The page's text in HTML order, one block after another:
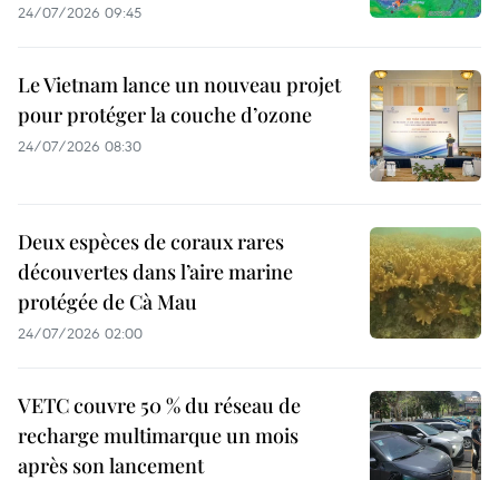
24/07/2026 09:45
Le Vietnam lance un nouveau projet
pour protéger la couche d’ozone
24/07/2026 08:30
Deux espèces de coraux rares
découvertes dans l’aire marine
protégée de Cà Mau
24/07/2026 02:00
VETC couvre 50 % du réseau de
recharge multimarque un mois
après son lancement